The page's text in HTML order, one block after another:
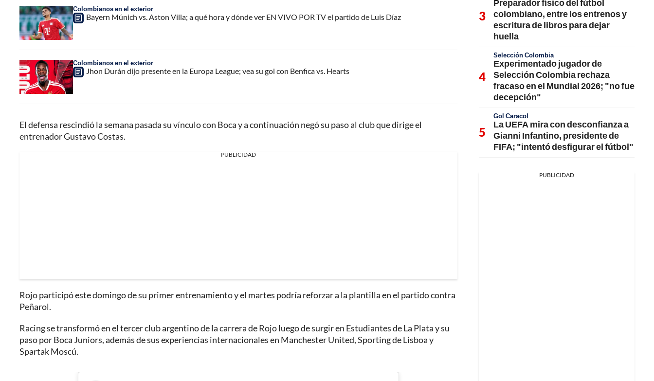
Colombianos en el exterior
Bayern Múnich vs. Aston Villa; a qué hora y dónde ver EN VIVO POR TV el partido de Luis Díaz
Colombianos en el exterior
Jhon Durán dijo presente en la Europa League; vea su gol con Benfica vs. Hearts
El defensa rescindió la semana pasada su vínculo con Boca y a continuación negó su paso al club que dirige el
entrenador Gustavo Costas.
PUBLICIDAD
Rojo participó este domingo de su primer entrenamiento y el martes podría reforzar a la plantilla en el partido contra
Peñarol.
Racing se transformó en el tercer club argentino de la carrera de Rojo luego de surgir en Estudiantes de La Plata y su
paso por Boca Juniors, además de sus experiencias internacionales en Manchester United, Sporting de Lisboa y
Spartak Moscú.
Preparador físico del fútbol
colombiano, entre los entrenos y
escritura de libros para dejar
huella
Selección Colombia
Experimentado jugador de
Selección Colombia rechaza
fracaso en el Mundial 2026; "no fue
decepción"
Gol Caracol
La UEFA mira con desconfianza a
Gianni Infantino, presidente de
FIFA; "intentó desfigurar el fútbol"
PUBLICIDAD